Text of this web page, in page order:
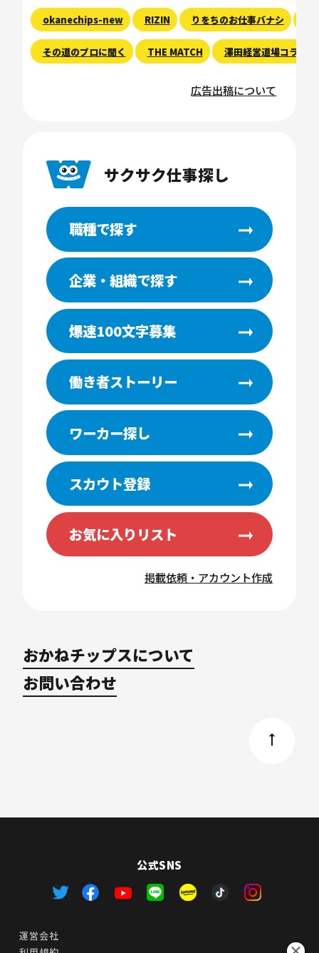
okanechips-new RIZIN りをちのお仕事バナシ
その道のプロに聞く THE MATCH 澤田経営道場コラム
広告出稿について
サクサク仕事探し
職種で探す
企業・組織で探す
爆速100文字募集
働き者ストーリー
ワーカー探し
スカウト登録
お気に入りリスト
掲載依頼・アカウント作成
おかねチップスについて
お問い合わせ
公式SNS
運営会社